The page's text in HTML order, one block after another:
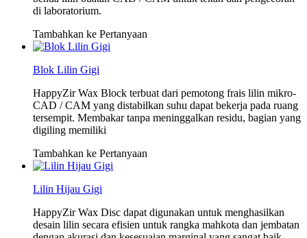
di laboratorium.
Tambahkan ke Pertanyaan
Blok Lilin Gigi
HappyZir Wax Block terbuat dari pemotong frais lilin mikro-
CAD / CAM yang distabilkan suhu dapat bekerja pada ruang
tersempit. Membakar tanpa meninggalkan residu, bagian yang
digiling memiliki
Tambahkan ke Pertanyaan
Lilin Hijau Gigi
HappyZir Wax Disc dapat digunakan untuk menghasilkan
desain lilin secara efisien untuk rangka mahkota dan jembatan